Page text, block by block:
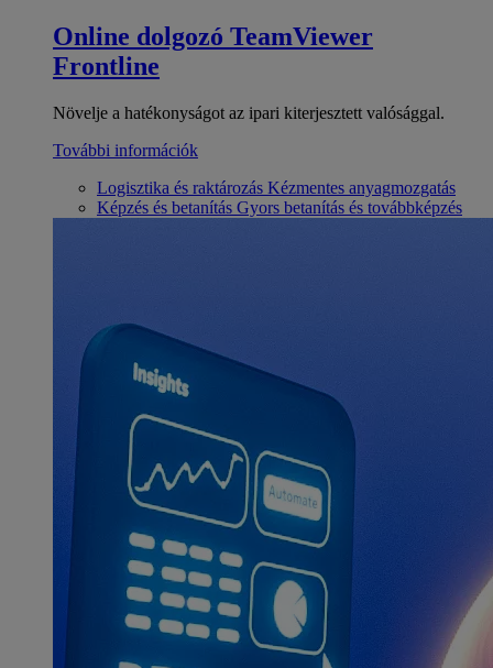
Online dolgozó TeamViewer
Frontline
Növelje a hatékonyságot az ipari kiterjesztett valósággal.
További információk
Logisztika és raktározás Kézmentes anyagmozgatás
Képzés és betanítás Gyors betanítás és továbbképzés